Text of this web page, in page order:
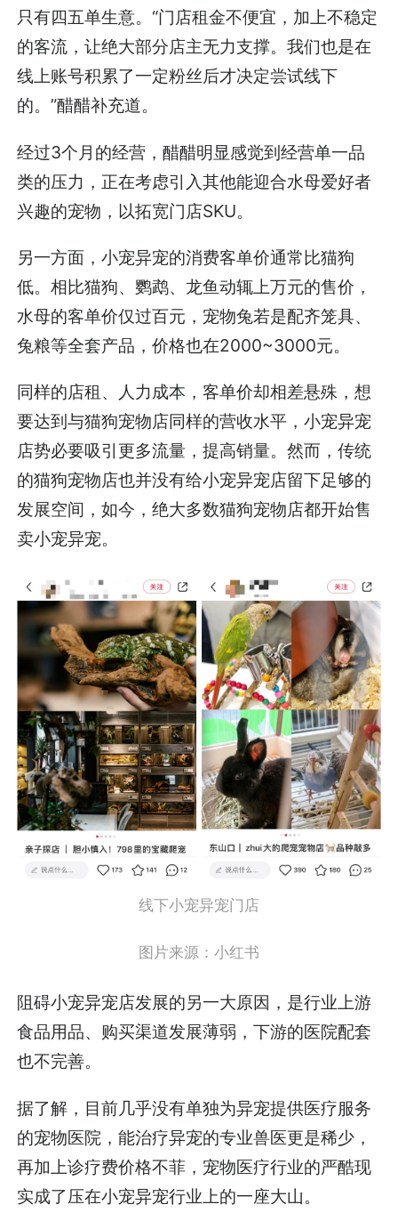
只有四五单生意。“门店租金不便宜，加上不稳定
的客流，让绝大部分店主无力支撑。我们也是在
线上账号积累了一定粉丝后才决定尝试线下
的。”醋醋补充道。
经过3个月的经营，醋醋明显感觉到经营单一品
类的压力，正在考虑引入其他能迎合水母爱好者
兴趣的宠物，以拓宽门店SKU。
另一方面，小宠异宠的消费客单价通常比猫狗
低。相比猫狗、鹦鹉、龙鱼动辄上万元的售价，
水母的客单价仅过百元，宠物兔若是配齐笼具、
兔粮等全套产品，价格也在2000~3000元。
同样的店租、人力成本，客单价却相差悬殊，想
要达到与猫狗宠物店同样的营收水平，小宠异宠
店势必要吸引更多流量，提高销量。然而，传统
的猫狗宠物店也并没有给小宠异宠店留下足够的
发展空间，如今，绝大多数猫狗宠物店都开始售
卖小宠异宠。
线下小宠异宠门店
图片来源：小红书
阻碍小宠异宠店发展的另一大原因，是行业上游
食品用品、购买渠道发展薄弱，下游的医院配套
也不完善。
据了解，目前几乎没有单独为异宠提供医疗服务
的宠物医院，能治疗异宠的专业兽医更是稀少，
再加上诊疗费价格不菲，宠物医疗行业的严酷现
实成了压在小宠异宠行业上的一座大山。